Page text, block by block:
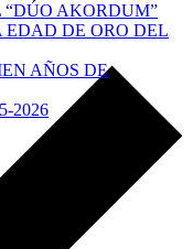
AKORDUM”
DE ORO DEL
AÑOS DE
2026